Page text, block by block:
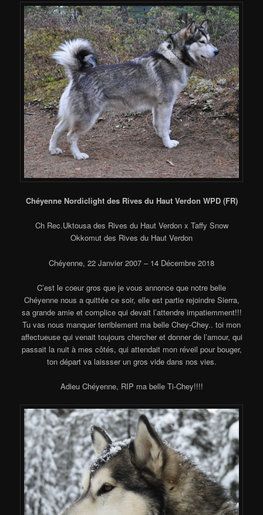
Chéyenne Nordiclight des Rives du Haut Verdon WPD (FR)
Ch Rec.Uktousa des Rives du Haut Verdon x Taffy Snow
Okkomut des Rives du Haut Verdon
Chéyenne, 22 Janvier 2007 – 14 Décembre 2018
C’est le coeur gros que je vous annonce que notre belle
Chéyenne nous a quittée ce soir, elle est partie rejoindre Sierra,
sa grande amie et complice qui devait l’attendre impatiemment!!!
Tu vas nous manquer terriblement ma belle Chey-Chey.. toi mon
affectueuse qui venait toujours chercher et donner de l’amour, qui
passait la nuit à mes côtés, qui attendait mon réveil pour bouger,
ton départ va laissser un gros vide dans nos vies.
Adieu Chéyenne, RIP ma belle Ti-Chey!!!!